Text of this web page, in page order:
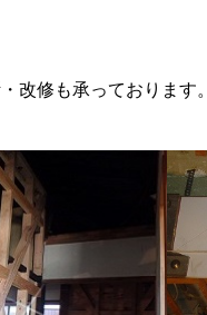
改修も承っております。